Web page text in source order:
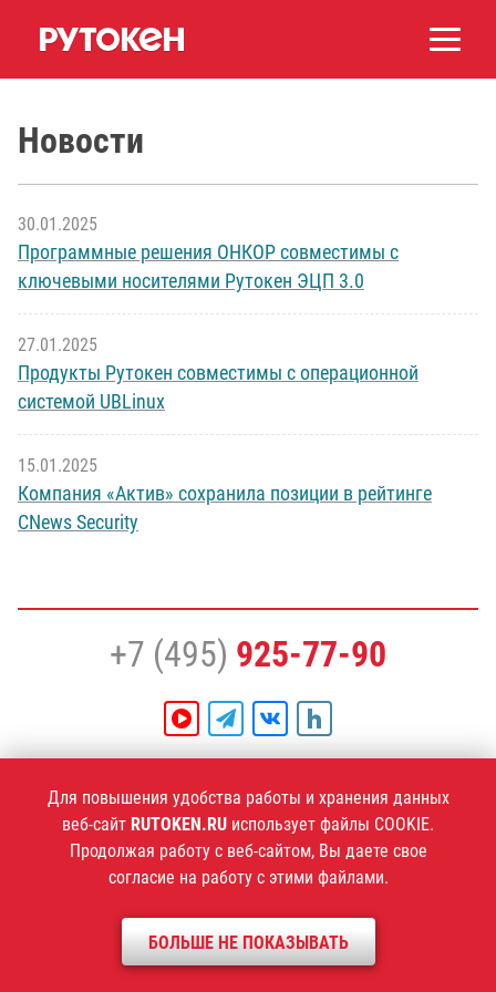
Новости
30.01.2025
Программные решения ОНКОР совместимы с
ключевыми носителями Рутокен ЭЦП 3.0
27.01.2025
Продукты Рутокен совместимы с операционной
системой UBLinux
15.01.2025
Компания «Актив» сохранила позиции в рейтинге
CNews Security
+7 (495) 925-77-90
Политика конфиденциальности
Для повышения удобства работы и хранения данных
веб-сайт RUTOKEN.RU использует файлы COOKIE.
Продолжая работу с веб-сайтом, Вы даете свое
согласие на работу с этими файлами.
БОЛЬШЕ НЕ ПОКАЗЫВАТЬ